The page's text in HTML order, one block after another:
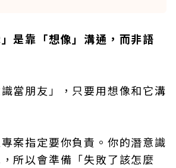
是靠「想像」溝通，而非語
當朋友」，只要用想像和它溝
案指定要你負責。你的潛意識
所以會準備「失敗了該怎麼